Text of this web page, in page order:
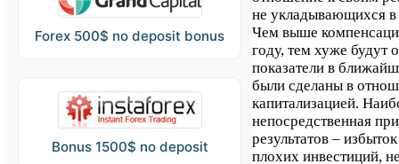
Forex 500$ no deposit bonus
Bonus 1500$ no deposit
не укладывающихся в
Чем выше
году, тем хуже будут
показатели в
были сделаны в
капитализацией.
непосредственная
результатов –
плохих инвестиций,